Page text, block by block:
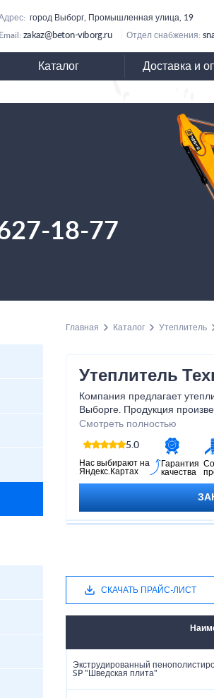
город Выборг, Промышленная улица, 19
Email: zakaz@beton-viborg.ru Отдел снабжения:
Каталог Доставка и
18-77
Главная Каталог Утеплитель
Утеплитель
Компания предлагает
Выборге. Продукция
соответствие с мировыми
утеплитель технониколь
характеристиками и
Смотреть полностью
5.0
Нас выбирают на
Яндекс.Картах
Гарантия
качества
СКАЧАТЬ ПРАЙС-ЛИСТ
Экструдированный
SP "Шведская плита"